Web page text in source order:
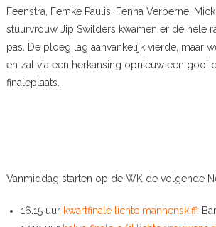
Feenstra, Femke Paulis, Fenna Verberne,
stuurvrouw Jip Swilders kwamen er de hele
pas. De ploeg lag aanvankelijk vierde, maar
en zal via een herkansing opnieuw een gooi
finaleplaats.
Vanmiddag starten op de WK de volgende
16.15 uur kwartfinale lichte mannenskiff: